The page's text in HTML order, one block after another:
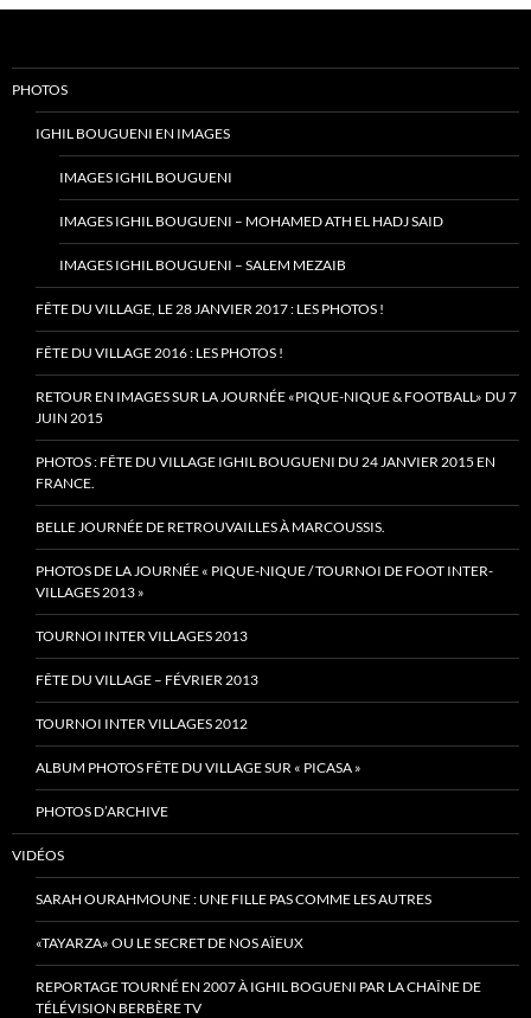
PHOTOS
IGHIL BOUGUENI EN IMAGES
IMAGES IGHIL BOUGUENI
IMAGES IGHIL BOUGUENI – MOHAMED ATH EL HADJ SAID
IMAGES IGHIL BOUGUENI – SALEM MEZAIB
FÊTE DU VILLAGE, LE 28 JANVIER 2017 : LES PHOTOS !
FÊTE DU VILLAGE 2016 : LES PHOTOS !
RETOUR EN IMAGES SUR LA JOURNÉE «PIQUE-NIQUE & FOOTBALL» DU 7
JUIN 2015
PHOTOS : FÊTE DU VILLAGE IGHIL BOUGUENI DU 24 JANVIER 2015 EN
FRANCE.
BELLE JOURNÉE DE RETROUVAILLES À MARCOUSSIS.
PHOTOS DE LA JOURNÉE « PIQUE-NIQUE / TOURNOI DE FOOT INTER-
VILLAGES 2013 »
TOURNOI INTER VILLAGES 2013
FÊTE DU VILLAGE – FÉVRIER 2013
TOURNOI INTER VILLAGES 2012
ALBUM PHOTOS FÊTE DU VILLAGE SUR « PICASA »
PHOTOS D’ARCHIVE
VIDÉOS
SARAH OURAHMOUNE : UNE FILLE PAS COMME LES AUTRES
«TAYARZA» OU LE SECRET DE NOS AÏEUX
REPORTAGE TOURNÉ EN 2007 À IGHIL BOGUENI PAR LA CHAÎNE DE
TÉLÉVISION BERBÈRE TV